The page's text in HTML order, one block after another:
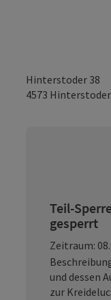
Hinterstoder 38
4573 Hinterstoder
Teil-
gesperrt
Zeitraum:
und dessen
zur